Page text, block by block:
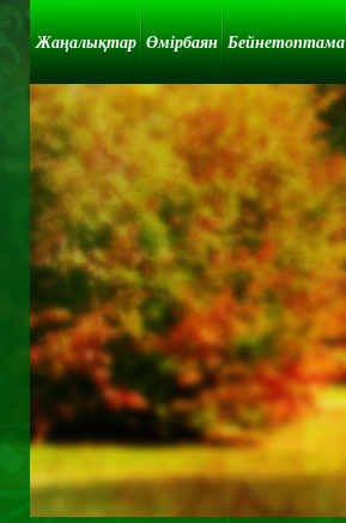
Жаңалықтар Өмірбаян Бейнетоптама